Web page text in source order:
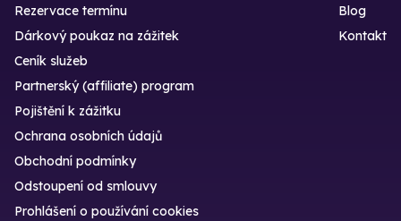
Rezervace termínu
Dárkový poukaz na zážitek
Blog
Kontakt
Ceník služeb
Partnerský (affiliate) program
Pojištění k zážitku
Ochrana osobních údajů
Obchodní podmínky
Odstoupení od smlouvy
Prohlášení o používání cookies